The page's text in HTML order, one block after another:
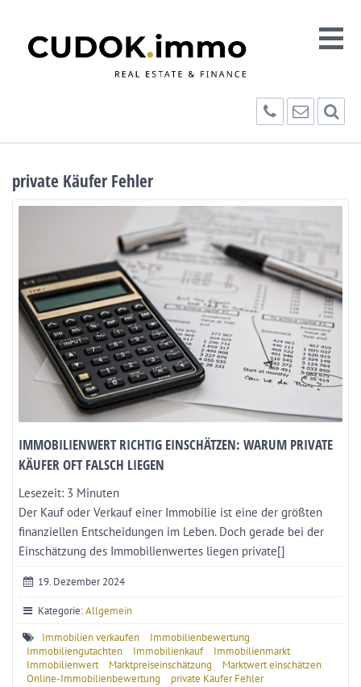
private Käufer Fehler
IMMOBILIENWERT RICHTIG EINSCHÄTZEN: WARUM PRIVATE
KÄUFER OFT FALSCH LIEGEN
Lesezeit: 3 Minuten
Der Kauf oder Verkauf einer Immobilie ist eine der größten
finanziellen Entscheidungen im Leben. Doch gerade bei der
Einschätzung des Immobilienwertes liegen private[]
19. Dezember 2024
Kategorie:Allgemein
Immobilien verkaufen
Immobilienbewertung
Immobiliengutachten
Immobilienkauf
Immobilienmarkt
Immobilienwert
Marktpreiseinschätzung
Marktwert einschätzen
Online-Immobilienbewertung
private Käufer Fehler